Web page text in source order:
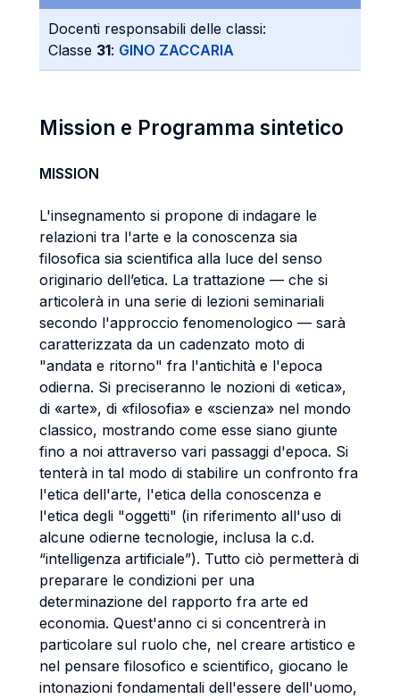
Docenti responsabili delle classi:
Classe 31: GINO ZACCARIA
Mission e Programma sintetico
MISSION
L'insegnamento si propone di indagare le
relazioni tra l'arte e la conoscenza sia
filosofica sia scientifica alla luce del senso
originario dell’etica. La trattazione — che si
articolerà in una serie di lezioni seminariali
secondo l'approccio fenomenologico — sarà
caratterizzata da un cadenzato moto di
"andata e ritorno" fra l'antichità e l'epoca
odierna. Si preciseranno le nozioni di «etica»,
di «arte», di «filosofia» e «scienza» nel mondo
classico, mostrando come esse siano giunte
fino a noi attraverso vari passaggi d'epoca. Si
tenterà in tal modo di stabilire un confronto fra
l'etica dell'arte, l'etica della conoscenza e
l'etica degli "oggetti" (in riferimento all'uso di
alcune odierne tecnologie, inclusa la c.d.
“intelligenza artificiale”). Tutto ciò permetterà di
preparare le condizioni per una
determinazione del rapporto fra arte ed
economia. Quest'anno ci si concentrerà in
particolare sul ruolo che, nel creare artistico e
nel pensare filosofico e scientifico, giocano le
intonazioni fondamentali dell'essere dell'uomo,